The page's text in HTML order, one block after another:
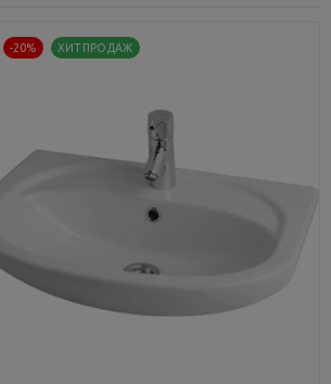
-20% ХИТ ПРОДАЖ